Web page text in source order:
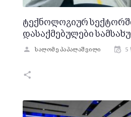
ტექნოლოგიურ
დასაქმებულები
სალომე პაპალაშვილი 5